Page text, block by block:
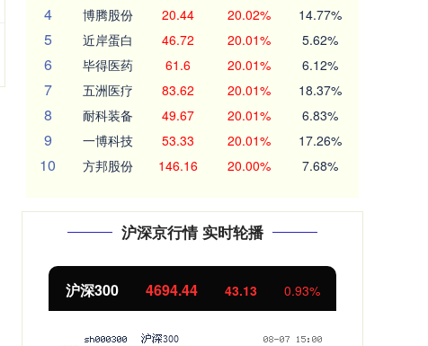
4 博腾股份 20.44 20.02% 14.77%
5 近岸蛋白 46.72 20.01% 5.62%
6 毕得医药 61.6 20.01% 6.12%
7 五洲医疗 83.62 20.01% 18.37%
8 耐科装备 49.67 20.01% 6.83%
9 一博科技 53.33 20.01% 17.26%
10 方邦股份 146.16 20.00% 7.68%
沪深京行情 实时轮播
北证50 1134.24 11.37 1.01%